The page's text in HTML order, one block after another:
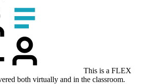
This is a FLEX
both virtually and in the classroom.